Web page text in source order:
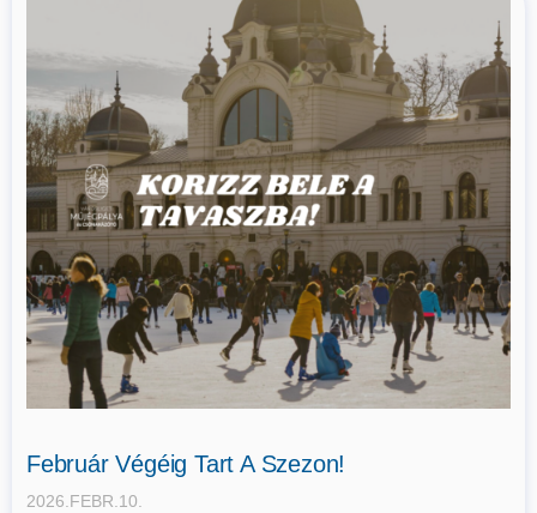
Február Végéig Tart A Szezon!
2026.FEBR.10.